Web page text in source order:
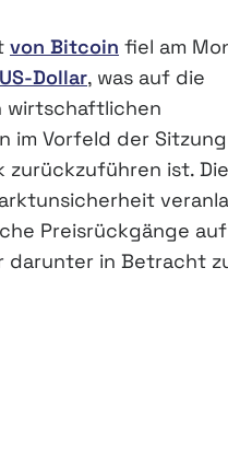
von Bitcoin fiel am
Dollar, was auf die
wirtschaftlichen
im Vorfeld der
zurückzuführen ist. Die
Preisrückgänge auf
darunter in Betracht